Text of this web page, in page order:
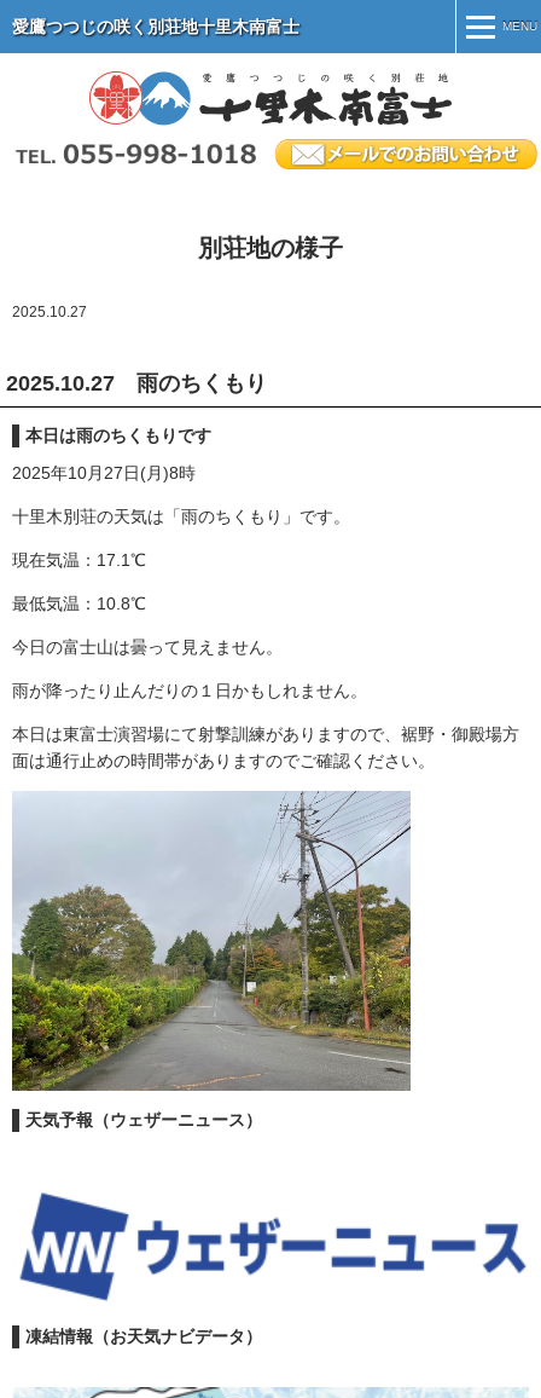
愛鷹つつじの咲く別荘地十里木南富士 MENU
MENU
別荘地紹介
物件情報
オーナー専用ページ
別荘地の様子
2025.10.27
2025.10.27 雨のちくもり
本日は雨のちくもりです
2025年10月27日(月)8時
十里木別荘の天気は「雨のちくもり」です。
現在気温：17.1℃
最低気温：10.8℃
今日の富士山は曇って見えません。
雨が降ったり止んだりの１日かもしれません。
本日は東富士演習場にて射撃訓練がありますので、裾野・御殿場方
面は通行止めの時間帯がありますのでご確認ください。
天気予報（ウェザーニュース）
凍結情報（お天気ナビデータ）